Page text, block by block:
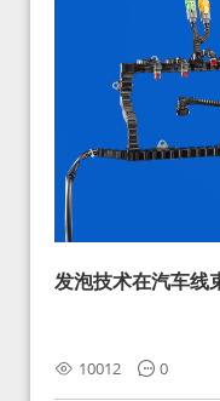
发泡技术在汽车线
10012 0